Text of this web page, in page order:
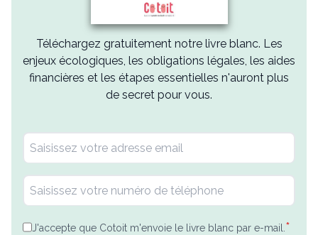
Téléchargez gratuitement notre livre blanc. Les
enjeux écologiques, les obligations légales, les aides
financières et les étapes essentielles n'auront plus
de secret pour vous.
J'accepte que Cotoit m'envoie le livre blanc par e-mail. *